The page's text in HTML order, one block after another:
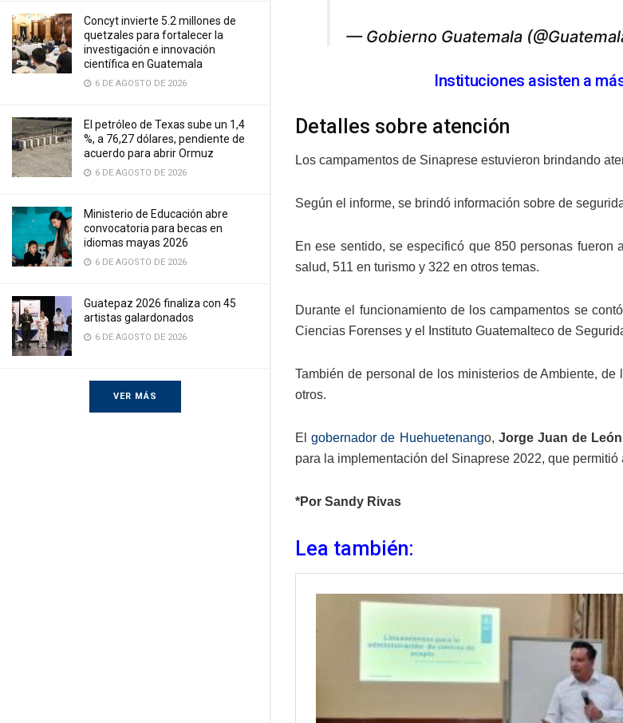
Concyt invierte 5.2 millones de
quetzales para fortalecer la
investigación e innovación
científica en Guatemala
6 DE AGOSTO DE 2026
El petróleo de Texas sube un 1,4
%, a 76,27 dólares, pendiente de
acuerdo para abrir Ormuz
6 DE AGOSTO DE 2026
Ministerio de Educación abre
convocatoria para becas en
idiomas mayas 2026
6 DE AGOSTO DE 2026
Guatepaz 2026 finaliza con 45
artistas galardonados
6 DE AGOSTO DE 2026
VER MÁS
— Gobierno Guatemala
Instituciones asisten a
Detalles sobre atención
Los campamentos de Sinaprese estuvieron brindando
Según el informe, se brindó información sobre de
En ese sentido, se especificó que 850 personas
salud, 511 en turismo y 322 en otros temas.
Durante el funcionamiento de los campamentos se
Ciencias Forenses y el Instituto Guatemalteco de
También de personal de los ministerios de Ambiente,
otros.
Elgobernador de Huehuetenango, Jorge Juan de León
para la implementación del Sinaprese 2022, que
*Por Sandy Rivas
Lea también: